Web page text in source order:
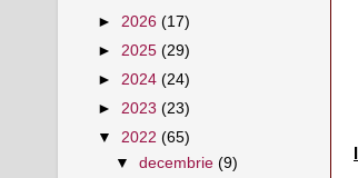
► 2026 (17)
► 2025 (29)
► 2024 (24)
► 2023 (23)
▼ 2022 (65)
▼decembrie(9)